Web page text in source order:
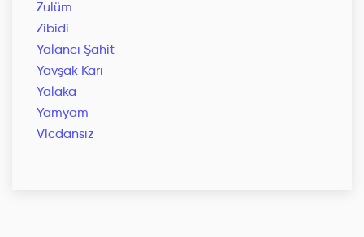
Zulüm
Zibidi
Yalancı Şahit
Yavşak Karı
Yalaka
Yamyam
Vicdansız